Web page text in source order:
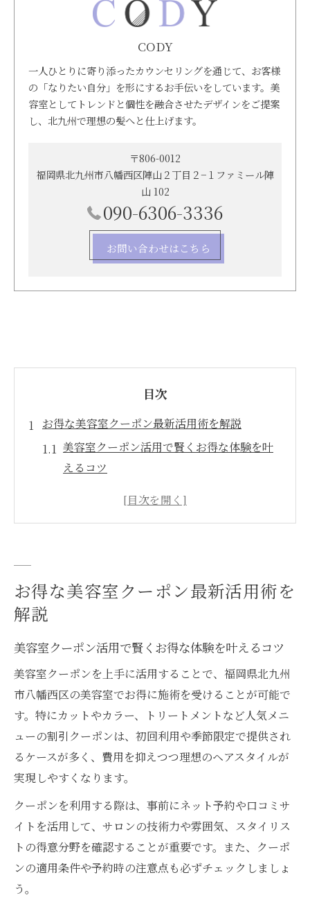
CODY
一人ひとりに寄り添ったカウンセリングを通じて、お客様
の「なりたい自分」を形にするお手伝いをしています。美
容室としてトレンドと個性を融合させたデザインをご提案
し、北九州で理想の髪へと仕上げます。
〒806-0012
福岡県北九州市八幡西区陣山２丁目２−１ファミール陣
山 102
090-6306-3336
お問い合わせはこちら
目次
お得な美容室クーポン最新活用術を解説
美容室クーポン活用で賢くお得な体験を叶
えるコツ
八幡西区の美容室クーポン最新情報を徹底
ネット予約で使える美容室クーポンの探し
方と注意点
しむ方法
理想のヘアスタイルへ導く八幡西区ガイド
八幡西区で人気の美容室が叶える理想のヘ
アスタイル
美容室選びで大切なカウンセリングの活か
し方とは
美容室の技術力で実現するトレンドヘアス
タイル紹介
ショートやロングも対応の美容室の探し方
を解説
口コミやランキングで理想の美容室を見つ
お得な美容室クーポン最新活用術を
解説
美容室クーポン活用で賢くお得な体験を叶えるコツ
美容室クーポンを上手に活用することで、福岡県北九州
市八幡西区の美容室でお得に施術を受けることが可能で
す。特にカットやカラー、トリートメントなど人気メニ
ューの割引クーポンは、初回利用や季節限定で提供され
るケースが多く、費用を抑えつつ理想のヘアスタイルが
実現しやすくなります。
クーポンを利用する際は、事前にネット予約や口コミサ
イトを活用して、サロンの技術力や雰囲気、スタイリス
トの得意分野を確認することが重要です。また、クーポ
ンの適用条件や予約時の注意点も必ずチェックしましょ
う。